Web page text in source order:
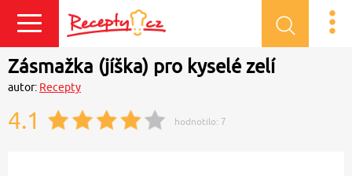
Přihlásit se
Zásmažka (jíška) pro kyselé zelí
autor: Recepty
4.1 hodnotilo: 7